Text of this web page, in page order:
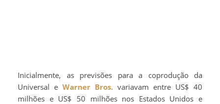
Inicialmente, as previsões para a coprodução da
Universal e Warner Bros. variavam entre US$ 40
milhões e US$ 50 milhões nos Estados Unidos e